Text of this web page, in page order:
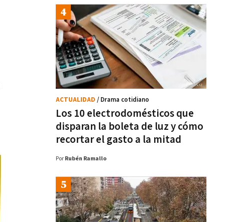
Los 10 electrodomésticos que
disparan la boleta de luz y cómo
recortar el gasto a la mitad
ACTUALIDAD / Drama cotidiano
Por Rubén Ramallo